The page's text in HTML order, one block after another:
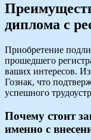
диплома с
Приобретение
прошедшего
ваших интересов.
Гознак, что
успешного
Почему стоит
именно с